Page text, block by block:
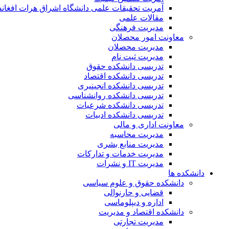
آمریت تحقیقات علمی دانشگاه اشراق هرات
مقالات علمی
مدیریت فرهنگی
معاونت امور محصلان
مدیریت محصلان
مدیریت ثبت نام
تدریسی دانشکده حقوق
تدریسی دانشکده اقتصاد
تدریسی دانشکده انجینیری
تدریسی دانشکده روانشناسی
تدریسی دانشکده شرعیات
تدریسی دانشکده ادبیات
معاونت اداری و مالی
مدیریت محاسبه
مدیریت منابع بشری
مدیریت خدمات و تدارکات
مدیریت IT و نشرات
دانشکده ها
دانشکده حقوق و علوم سیاسی
قضایی و حارنوالی
اداره و دیپلوماسی
دانشکده اقتصاد و مدیریت
مدیریت تجارتی